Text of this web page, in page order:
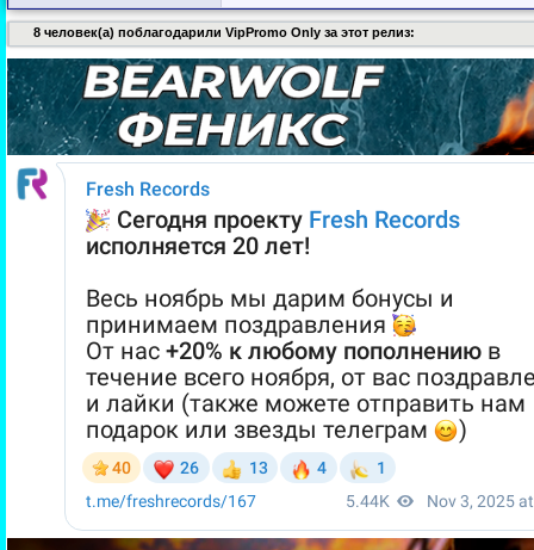
8 человек(а) поблагодарили VipPromo Only за этот релиз: